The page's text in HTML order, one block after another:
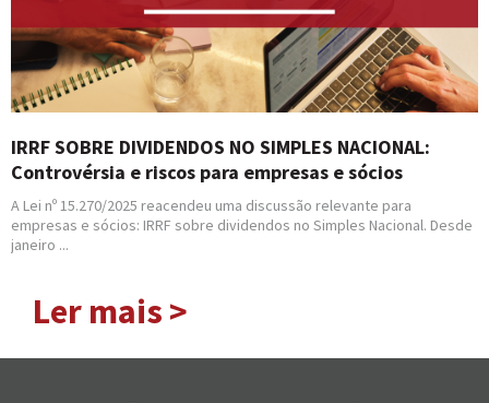
IRRF SOBRE DIVIDENDOS NO SIMPLES NACIONAL:
Controvérsia e riscos para empresas e sócios
A Lei nº 15.270/2025 reacendeu uma discussão relevante para
empresas e sócios: IRRF sobre dividendos no Simples Nacional. Desde
janeiro ...
Ler mais >